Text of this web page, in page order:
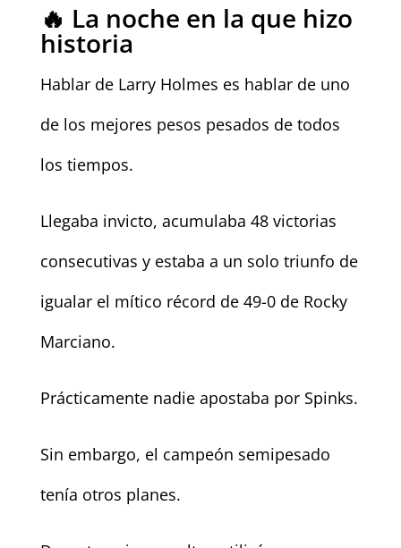
🔥 La noche en la que hizo
historia
Hablar de Larry Holmes es hablar de uno
de los mejores pesos pesados de todos
los tiempos.
Llegaba invicto, acumulaba 48 victorias
consecutivas y estaba a un solo triunfo de
igualar el mítico récord de 49-0 de Rocky
Marciano.
Prácticamente nadie apostaba por Spinks.
Sin embargo, el campeón semipesado
tenía otros planes.